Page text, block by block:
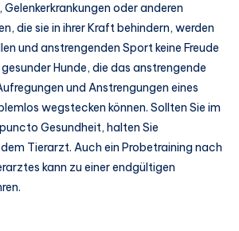
Gelenkerkrankungen oder anderen
die sie in ihrer Kraft behindern, werden
und anstrengenden Sport keine Freude
Hunde, die das anstrengende
und Anstrengungen eines
wegstecken können. Sollten Sie im
Gesundheit, halten Sie
Tierarzt. Auch ein Probetraining nach
kann zu einer endgültigen